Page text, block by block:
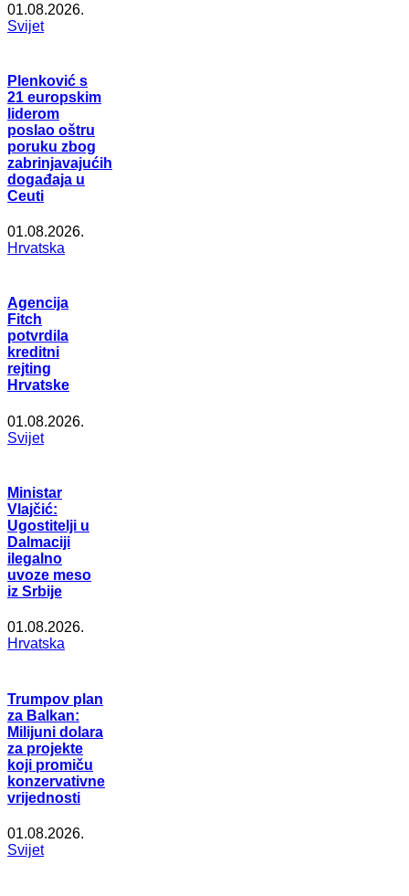
01.08.2026.
Svijet
Plenković s
21 europskim
liderom
poslao oštru
poruku zbog
zabrinjavajućih
događaja u
Ceuti
01.08.2026.
Hrvatska
Agencija
Fitch
potvrdila
kreditni
rejting
Hrvatske
01.08.2026.
Svijet
Ministar
Vlajčić:
Ugostitelji u
Dalmaciji
ilegalno
uvoze meso
iz Srbije
01.08.2026.
Hrvatska
Trumpov plan
za Balkan:
Milijuni dolara
za projekte
koji promiču
konzervativne
vrijednosti
01.08.2026.
Svijet